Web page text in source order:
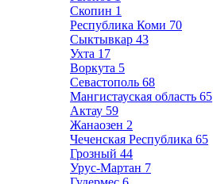
Скопин 1
Республика Коми 70
Сыктывкар 43
Ухта 17
Воркута 5
Севастополь 68
Мангистауская область 65
Актау 59
Жанаозен 2
Чеченская Республика 65
Грозный 44
Урус-Мартан 7